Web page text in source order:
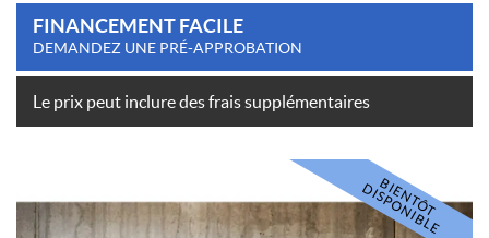
FINANCEMENT FACILE
DEMANDEZ UNE PRÉ-APPROBATION
Le prix peut inclure des frais supplémentaires
B
I
E
N
T
Ô
T
D
I
S
P
O
N
I
B
L
E